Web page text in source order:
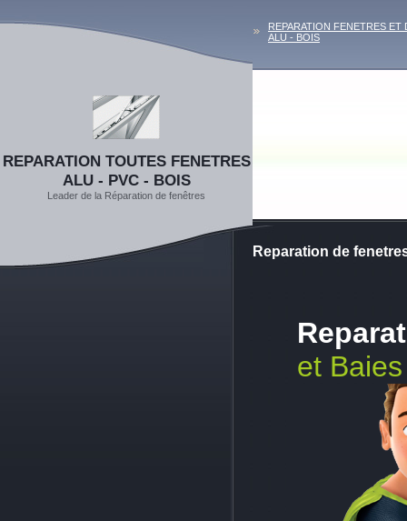
REPARATION FENETRES ET
ALU - BOIS
REPARATION TOUTES FENETRES
ALU - PVC - BOIS
Leader de la Réparation de fenêtres
Reparation de
et